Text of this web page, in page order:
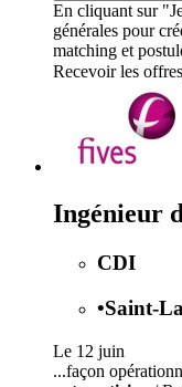
En cliquant sur
générales pour
matching et
Recevoir les offres
Ingénieur
CDI
•Saint-
Le 12 juin
...façon